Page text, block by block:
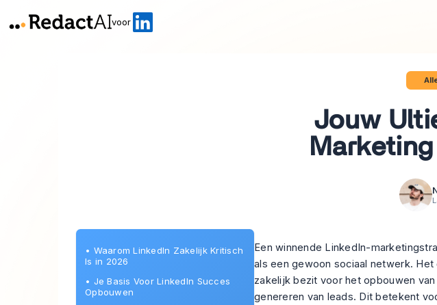
voor
Jouw
• Waarom LinkedIn Zakelijk Kritisch
Is in 2026
• Je Basis Voor LinkedIn Succes
Opbouwen
Een winnende LinkedIn-
als een gewoon sociaal netwerk.
zakelijk bezit voor het opbouwen
genereren van leads. Dit betekent